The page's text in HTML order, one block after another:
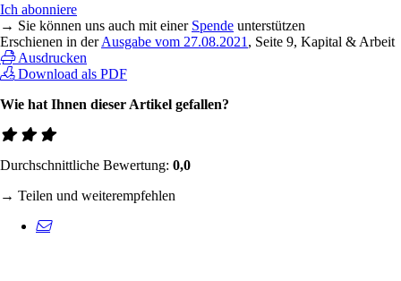
Ich abonniere
→ Sie können uns auch mit einer Spende unterstützen
Erschienen in derAusgabe vom 27.08.2021 , Seite 9, Kapital & Arbeit
Ausdrucken
Download als PDF
Wie hat Ihnen dieser Artikel gefallen?
Durchschnittliche Bewertung: 0,0
→ Teilen und weiterempfehlen